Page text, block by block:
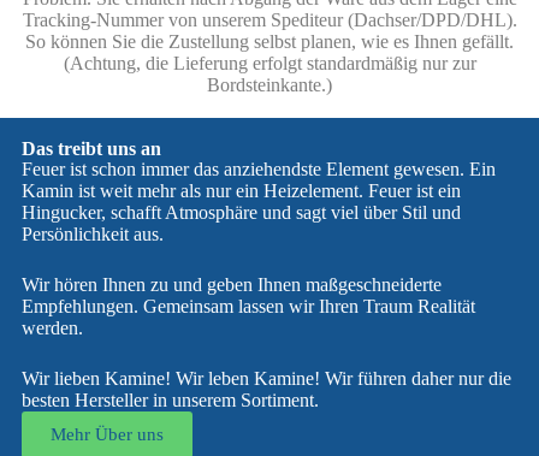
Tracking-Nummer von unserem Spediteur (Dachser/DPD/DHL).
So können Sie die Zustellung selbst planen, wie es Ihnen gefällt.
(Achtung, die Lieferung erfolgt standardmäßig nur zur
Bordsteinkante.)
Das treibt uns an
Feuer ist schon immer das anziehendste Element gewesen. Ein
Kamin ist weit mehr als nur ein Heizelement. Feuer ist ein
Hingucker, schafft Atmosphäre und sagt viel über Stil und
Persönlichkeit aus.
Wir hören Ihnen zu und geben Ihnen maßgeschneiderte
Empfehlungen. Gemeinsam lassen wir Ihren Traum Realität
werden.
Wir lieben Kamine! Wir leben Kamine! Wir führen daher nur die
besten Hersteller in unserem Sortiment.
Mehr Über uns